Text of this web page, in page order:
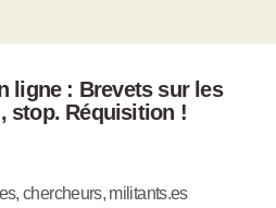
ligne : Brevets sur les
stop. Réquisition !
chercheurs, militants.es